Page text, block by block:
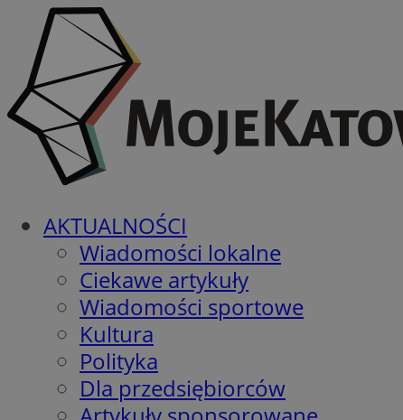
AKTUALNOŚCI
Wiadomości lokalne
Ciekawe artykuły
Wiadomości sportowe
Kultura
Polityka
Dla przedsiębiorców